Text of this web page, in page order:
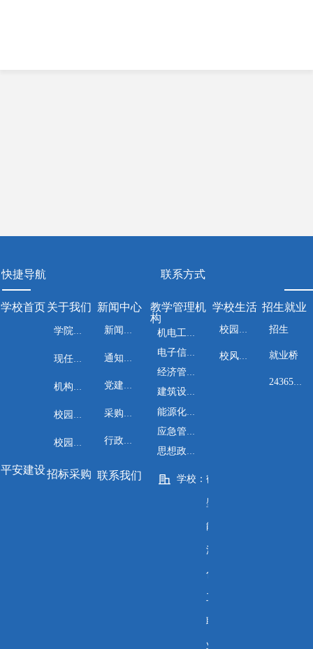
学校： 鹤
壁
能
源
化
工
职
业
联系方式
快捷导航
学校首页关于我们 新闻中心
教学管理机
构
学校生活 招生就业
平安建设招标采购 联系我们
学院介绍
现任领导
机构设置
校园风光
校园地图
新闻资讯
党建工作
行政管理
机电工程系
电子信息工程系
经济管理系
建筑设计与工程系
能源化工与安全工程系
思想政治教学部
校园文化 招生
就业桥